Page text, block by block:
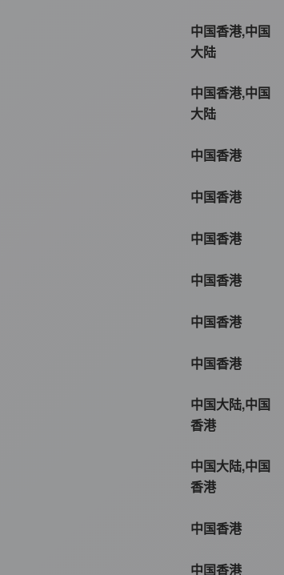
中国香港,中国
大陆
中国香港,中国
大陆
中国香港
中国香港
中国香港
中国香港
中国香港
中国香港
中国大陆,中国
香港
中国大陆,中国
香港
中国香港
中国香港